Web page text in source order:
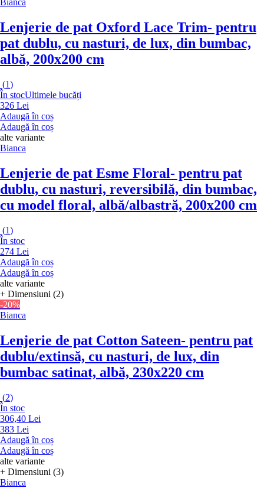
Bianca
Lenjerie de pat Oxford Lace Trim- pentru
pat dublu, cu nasturi, de lux, din bumbac,
albă, 200x200 cm
(1)
În stocUltimele bucăți
326 Lei
Adaugă în coș
Adaugă în coș
alte variante
Bianca
Lenjerie de pat Esme Floral- pentru pat
dublu, cu nasturi, reversibilă, din bumbac,
cu model floral, albă/albastră, 200x200 cm
(1)
În stoc
274 Lei
Adaugă în coș
Adaugă în coș
alte variante
+ Dimensiuni (2)
-20%
Bianca
Lenjerie de pat Cotton Sateen- pentru pat
dublu/extinsă, cu nasturi, de lux, din
bumbac satinat, albă, 230x220 cm
(2)
În stoc
306,40 Lei
383 Lei
Adaugă în coș
Adaugă în coș
alte variante
+ Dimensiuni (3)
Bianca